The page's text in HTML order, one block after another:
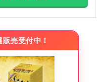
売受付中！